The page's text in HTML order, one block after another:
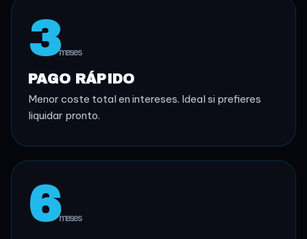
3meses
PAGO RÁPIDO
Menor coste total en intereses. Ideal si prefieres
liquidar pronto.
6meses